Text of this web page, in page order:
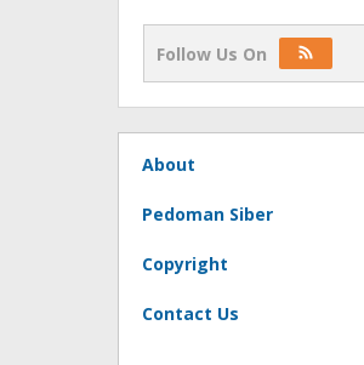
Follow Us On
About
Pedoman Siber
Copyright
Contact Us